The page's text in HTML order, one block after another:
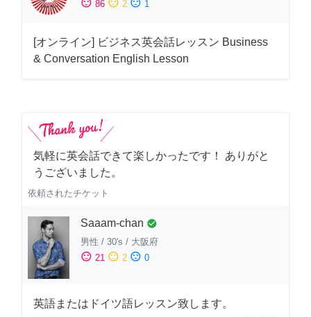
86 2 1
[オンライン] ビジネス英会話レッスン Business
& Conversation English Lesson
気軽に英会話できて楽しかったです！ ありがと
うございました。
依頼されたチケット
Saaam-chan check_circle
男性 / 30's / 大阪府
sentiment_satisfied 21 sentiment_neutral 2 sentiment_dissatisfied 0
英語またはドイツ語レッスン致します。